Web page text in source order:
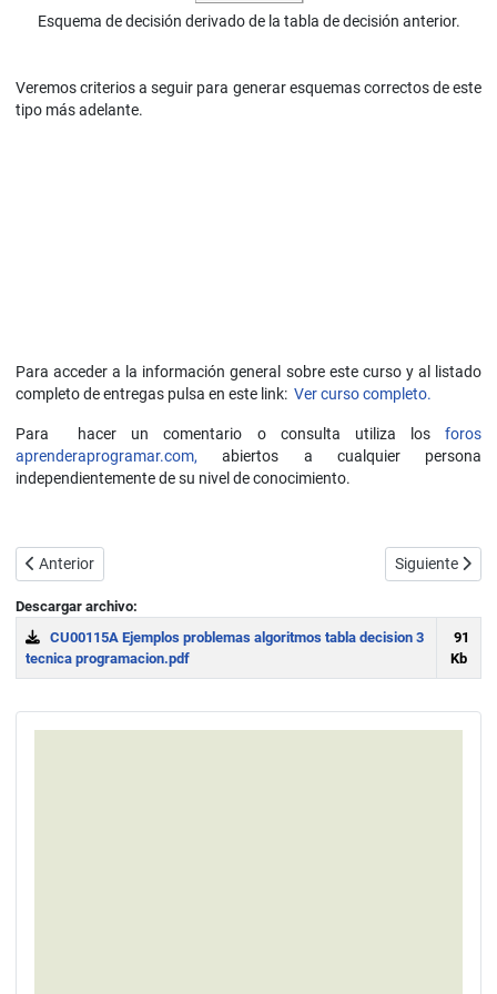
Esquema de decisión derivado de la tabla de decisión anterior.
Veremos criterios a seguir para generar esquemas correctos de este
tipo más adelante.
Para acceder a la información general sobre este curso y al listado
completo de entregas pulsa en este link: Ver curso completo.
Para hacer un comentario o consulta utiliza losforos
aprenderaprogramar.com, abiertos a cualquier persona
independientemente de su nivel de conocimiento.
Artículo anterior: Ejercicio ejemplo resuelto con tablas de decisión
Anterior Artículo
Siguiente
Descargar archivo:
CU00115A Ejemplos problemas algoritmos tabla decision 3
tecnica programacion.pdf
91
Kb